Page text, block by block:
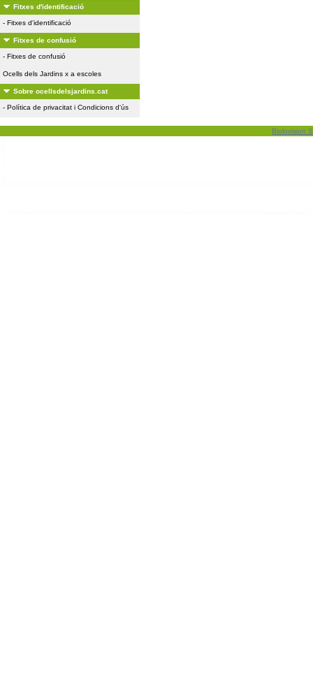
Fitxes d'identificació
- Fitxes d'identificació
Fitxes de confusió
- Fitxes de confusió
Ocells dels Jardins x a escoles
Sobre ocellsdelsjardins.cat
- Política de privacitat i Condicions d'ús
Biolovision